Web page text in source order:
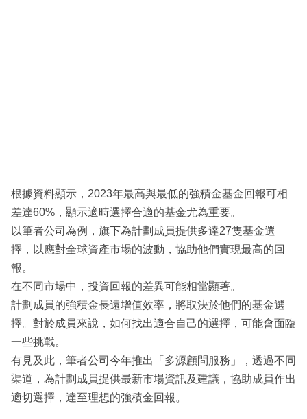
根據資料顯示，2023年最高與最低的強積金基金回報可相
差達60%，顯示適時選擇合適的基金尤為重要。
以筆者公司為例，旗下為計劃成員提供多達27隻基金選
擇，以應對全球資產市場的波動，協助他們實現最高的回
報。
在不同市場中，投資回報的差異可能相當顯著。
計劃成員的強積金長遠增值效率，將取決於他們的基金選
擇。對於成員來說，如何找出適合自己的選擇，可能會面臨
一些挑戰。
有見及此，筆者公司今年推出「多源顧問服務」，透過不同
渠道，為計劃成員提供最新市場資訊及建議，協助成員作出
適切選擇，達至理想的強積金回報。